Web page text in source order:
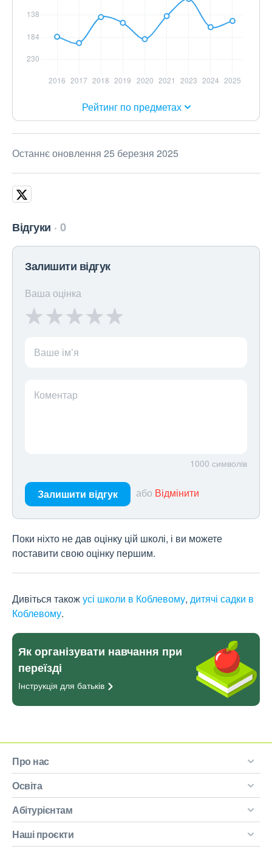
Рейтинг по предметах
Останнє оновлення 25 березня 2025
Відгуки 0
Залишити відгук
Ваша оцінка
Ваше ім’я
Коментар
1000 символів
Залишити відгук або Відмінити
Поки ніхто не дав оцінку цій школі, і ви можете
поставити свою оцінку першим.
Дивіться такожусі школи в Коблевому, дитячі садки в
Коблевому.
Як організувати навчання при
переїзді
Інструкція для батьків
Про нас
Освіта
Абітурієнтам
Наші проєкти